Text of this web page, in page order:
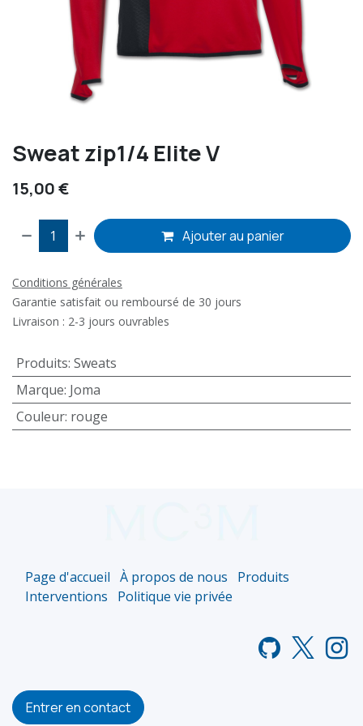
Sweat zip1/4 Elite V
15,00€
Ajouter au panier
Conditions générales
Garantie satisfait ou remboursé de 30 jours
Livraison : 2-3 jours ouvrables
Produits: Sweats
Marque: Joma
Couleur: rouge
Page d'accueil À propos de nous
Produits
Interventions
Politique vie privée
Entrer en contact